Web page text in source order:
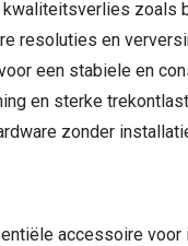
zoals
resoluties en
een stabiele en
en sterke
zonder
accessoire